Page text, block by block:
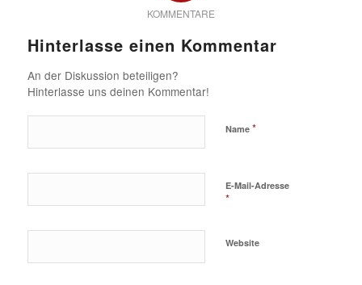
KOMMENTARE
Hinterlasse einen Kommentar
An der Diskussion beteiligen?
Hinterlasse uns deinen Kommentar!
Name *
E-Mail-Adresse
*
Website